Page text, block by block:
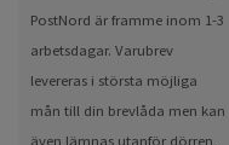
PostNord är framme inom 1-3
arbetsdagar. Varubrev
levereras i största möjliga
mån till din brevlåda men kan
även lämnas utanför dörren,